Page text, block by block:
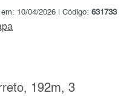
10/04/2026 | Código: 631733
192m, 3